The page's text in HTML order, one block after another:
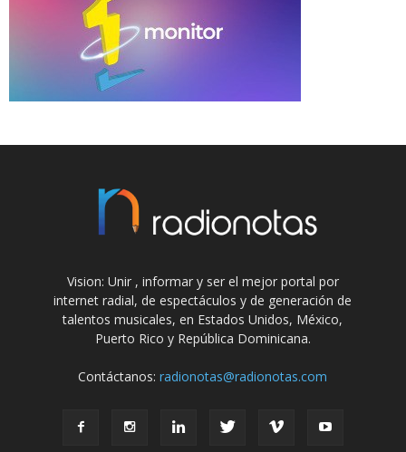
Vision: Unir , informar y ser el mejor portal por
internet radial, de espectáculos y de generación de
talentos musicales, en Estados Unidos, México,
Puerto Rico y República Dominicana.
Contáctanos:radionotas@radionotas.com